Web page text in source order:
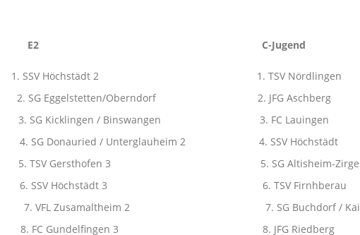
C-Jugend
1. SSV Höchstädt 2 1. TSV Nördlingen
Eggelstetten/Oberndorf 2. JFG Aschberg
Kicklingen / Binswangen 3. FC Lauingen
Donauried / Unterglauheim 2 4. SSV Höchstädt
5. TSV Gersthofen 3 5. SG Altisheim-
6. SSV Höchstädt 3 6. TSV Firnhberau
VFL Zusamaltheim 2 7. SG Buchdorf /
8. FC Gundelfingen 3 8. JFG Riedberg